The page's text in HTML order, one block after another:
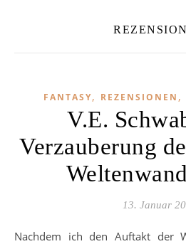
FANTASY, REZENSIONEN ,
V.E.
Verzauberung
13. Januar
Nachdem ich den Auftakt der Weltenwanderer Trilogie